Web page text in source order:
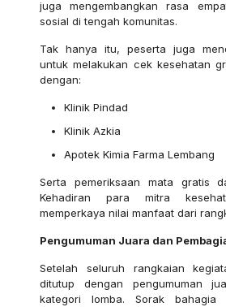
juga mengembangkan rasa
sosial di tengah komunitas.
Tak hanya itu, peserta juga
untuk melakukan cek kesehatan
dengan:
Klinik Pindad
Klinik Azkia
Apotek Kimia Farma Lembang
Serta pemeriksaan mata gratis
Kehadiran para mitra
memperkaya nilai manfaat dari
Pengumuman Juara dan
Setelah seluruh rangkaian
ditutup dengan pengumuman
kategori lomba. Sorak bahagia